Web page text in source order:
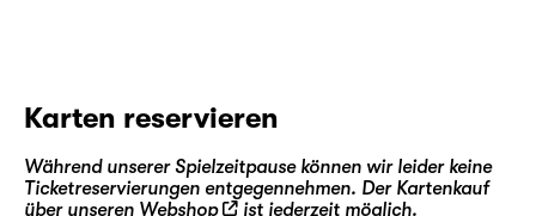
Karten reservieren
Während unserer Spielzeitpause können wir leider keine
Ticketreservierungen entgegennehmen. Der Kartenkauf
über unseren Webshop ist jederzeit möglich.